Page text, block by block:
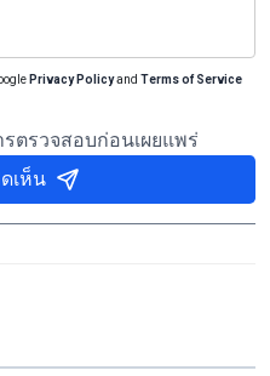
Privacy Policyand Terms of Service
ตรวจสอบก่อนเผยแพร่
เห็น